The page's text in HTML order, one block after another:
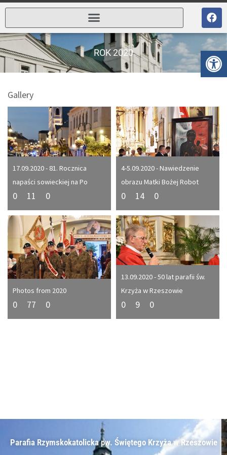
ROK 2020
Gallery
17.09.2020 - 81. Rocznica
napaści sowieckiej na Po
0 11 0
4-5.09.2020 - Nawiedzenie
obrazu Matki Bożej Robot
0 14 0
Photos from 2020
0 77 0
13.09.2020 - 50 lat parafii św.
Krzyża w Rzeszowie
0 9 0
Parafia Rzymskokatolicka pw. Świętego Krzyża w Rzeszowie​